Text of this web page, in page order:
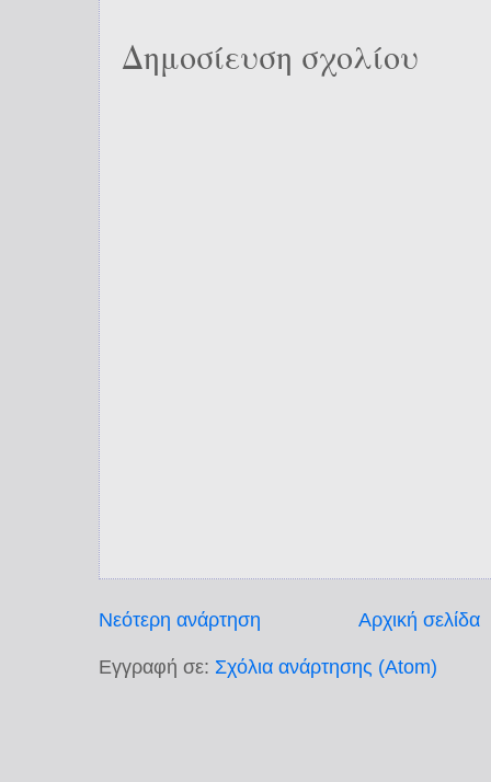
Δημοσίευση σχολίου
Νεότερη ανάρτηση Αρχική σελίδα
Εγγραφή σε: Σχόλια ανάρτησης (Atom)